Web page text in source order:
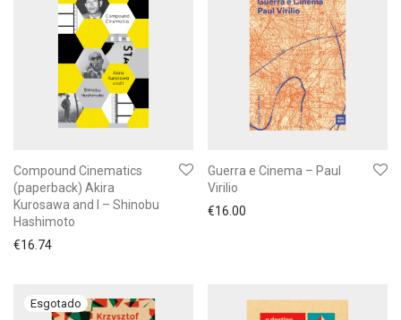
Compound Cinematics
(paperback) Akira
Kurosawa and I – Shinobu
Hashimoto
€16.74
Guerra e Cinema – Paul
Virilio
€16.00